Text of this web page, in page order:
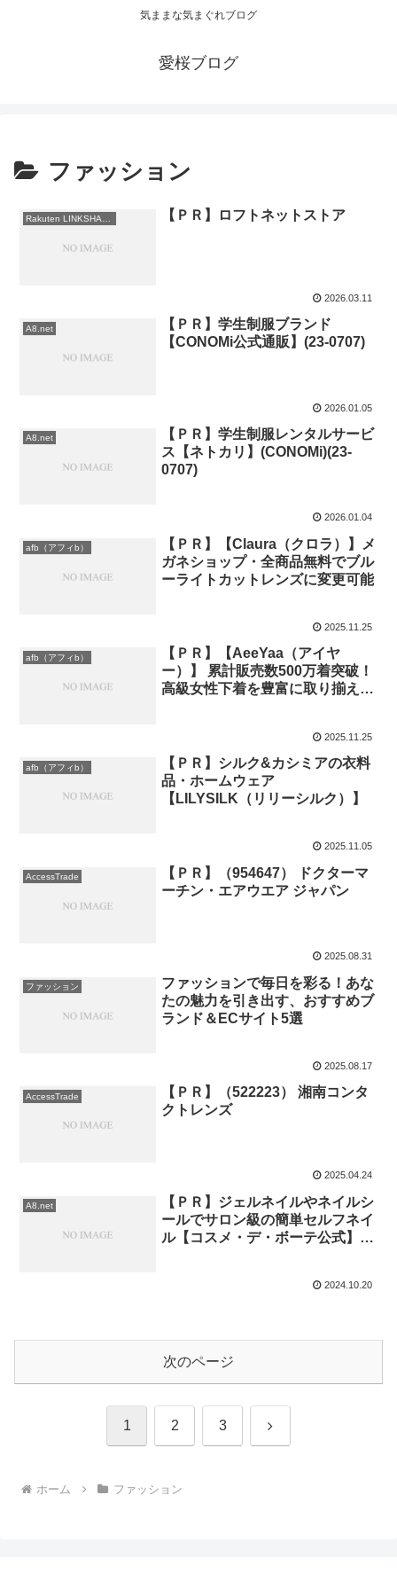
気ままな気まぐれブログ
愛桜ブログ
ファッション
【ＰＲ】ロフトネットストア
2026.03.11
A8.net
【ＰＲ】学生制服ブランド
【CONOMi公式通販】(23-0707)
2026.01.05
A8.net
【ＰＲ】学生制服レンタルサービ
ス【ネトカリ】(CONOMi)(23-
0707)
2026.01.04
afb（アフィb）
【ＰＲ】【Claura（クロラ）】メ
ガネショップ・全商品無料でブル
ーライトカットレンズに変更可能
2025.11.25
afb（アフィb）
【ＰＲ】【AeeYaa（アイヤ
ー）】 累計販売数500万着突破！
高級女性下着を豊富に取り揃え、
2025.11.25
afb（アフィb）
【ＰＲ】シルク&カシミアの衣料
品・ホームウェア
【LILYSILK（リリーシルク）】
2025.11.05
AccessTrade
【ＰＲ】（954647） ドクターマ
ーチン・エアウエア ジャパン
2025.08.31
ファッション
ファッションで毎日を彩る！あな
たの魅力を引き出す、おすすめブ
ランド＆ECサイト5選
2025.08.17
AccessTrade
【ＰＲ】（522223） 湘南コンタ
クトレンズ
2025.04.24
A8.net
【ＰＲ】ジェルネイルやネイルシ
ールでサロン級の簡単セルフネイ
ル【コスメ・デ・ボーテ公式】
2024.10.20
次のページ
1 2 3 次
ホーム ファッション